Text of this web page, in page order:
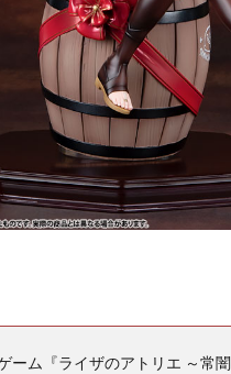
ーム『ライザのアトリエ ～常